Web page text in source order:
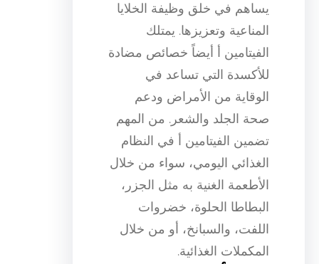
يساهم في خلق وظيفة الخلايا
المناعية وتعزيزها. يمتلك
الفيتامين أ أيضاً خصائص مضادة
للأكسدة التي تساعد في
الوقاية من الأمراض ودعم
صحة الجلد والشعر. من المهم
تضمين الفيتامين أ في النظام
الغذائي اليومي، سواء من خلال
الأطعمة الغنية به مثل الجزر،
البطاطا الحلوة، خضروات
اللفت، والسبانخ، أو من خلال
المكملات الغذائية.